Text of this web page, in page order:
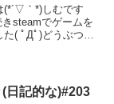
(*´▽｀*)しむです
steamでゲームを
( ﾟДﾟ)どうぶつの
日記的な)#203